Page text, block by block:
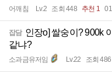
어깨침 Lv.2 조회 448 추천 1
잡담 인장o] 쌀숭이? 900k
같냐?
소과금유저임 Lv.22 조회 486